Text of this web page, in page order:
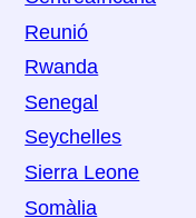
Reunió
Rwanda
Senegal
Seychelles
Sierra Leone
Somàlia